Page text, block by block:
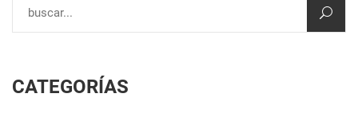
CATEGORÍAS